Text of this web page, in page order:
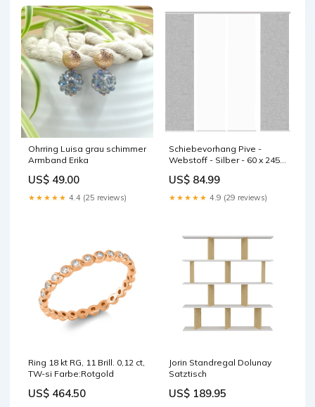
Ohrring Luisa grau schimmer
Armband Erika
US$ 49.00
★★★★★ 4.4 (25 reviews)
Schiebevorhang Pive -
Webstoff - Silber - 60 x 245
textiles > Baby textiles
US$ 84.99
★★★★★ 4.9 (29 reviews)
Ring 18 kt RG, 11 Brill. 0,12 ct,
TW-si Farbe:Rotgold
US$ 464.50
Jorin Standregal Dolunay
Satztisch
US$ 189.95